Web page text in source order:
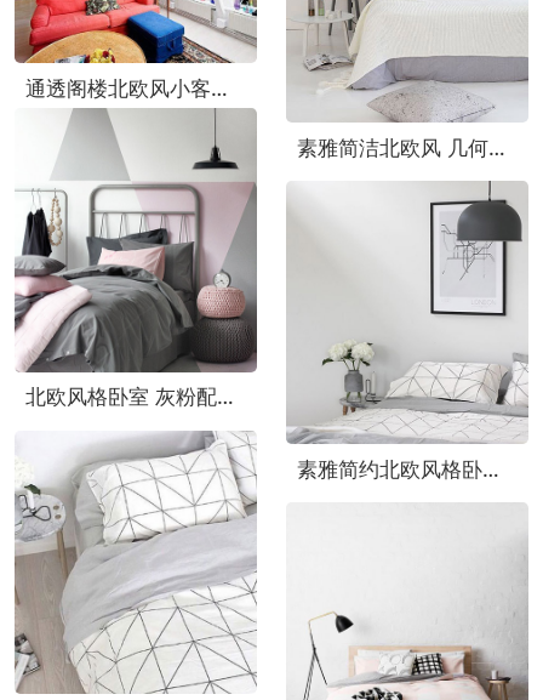
通透阁楼北欧风小客厅布置图
素雅简洁北欧风 几何床品效果图
北欧风格卧室 灰粉配几何背景墙设计
素雅简约北欧风格卧室床品图